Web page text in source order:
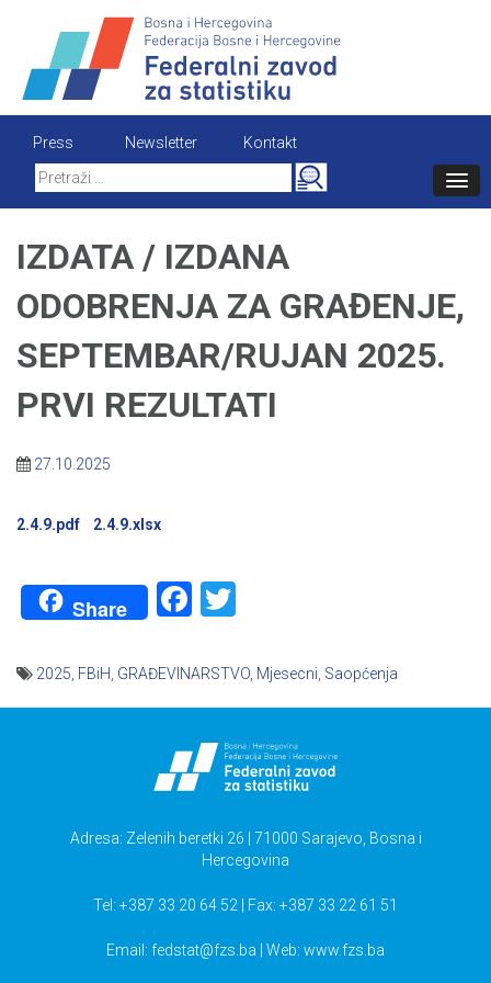
content
Press Newsletter
Kontakt
Search
for:
IZDATA / IZDANA
ODOBRENJA ZA GRAĐENJE,
SEPTEMBAR/RUJAN 2025.
PRVI REZULTATI
27.10.2025
2.4.9.pdf 2.4.9.xlsx
Share Facebook
2025 FBiH GRAĐEVINARSTVO Mjesecni Saopćenja
Adresa: Zelenih beretki 26 | 71000 Sarajevo, Bosna i
Hercegovina
Tel: +387 33 20 64 52 | Fax: +387 33 22 61 51
Email: fedstat@fzs.ba | Web: www.fzs.ba